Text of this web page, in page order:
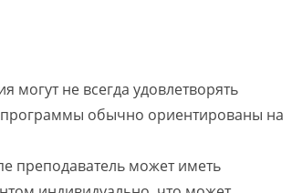
могут не всегда удовлетворять
программы обычно ориентированы на
преподаватель может иметь